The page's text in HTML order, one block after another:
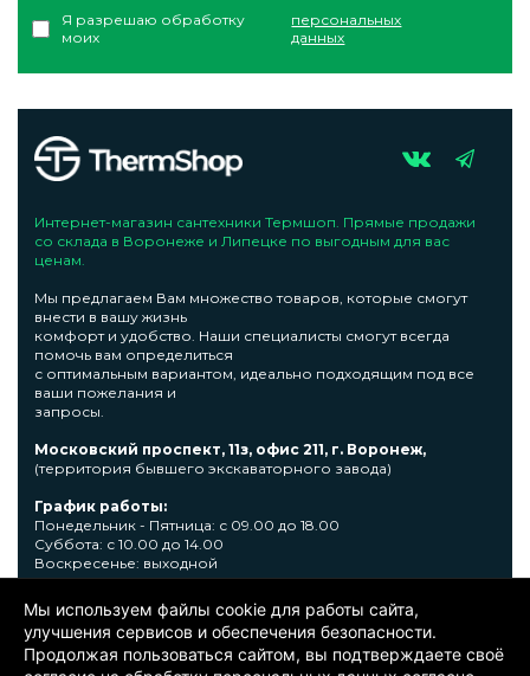
Я разрешаю обработку
моих
персональных
данных
Интернет-магазин сантехники Термшоп. Прямые продажи
со склада в Воронеже и Липецке по выгодным для вас
ценам.
Мы предлагаем Вам множество товаров, которые смогут
внести в вашу жизнь
комфорт и удобство. Наши специалисты смогут всегда
помочь вам определиться
с оптимальным вариантом, идеально подходящим под все
ваши пожелания и
запросы.
Московский проспект, 11з, офис 211, г. Воронеж,
(территория бывшего экскаваторного завода)
График работы:
Понедельник - Пятница: с 09.00 до 18.00
Суббота: с 10.00 до 14.00
Воскресенье: выходной
Узнать подробную информациювы сможете по телефону +7
473 300-31-39 или E-mail: sale@thermshop.ru
© 2024. ООО «Термшоп». Все права защищены. Политика
Мы используем файлы cookie для работы сайта,
улучшения сервисов и обеспечения безопасности.
Продолжая пользоваться сайтом, вы подтверждаете своё